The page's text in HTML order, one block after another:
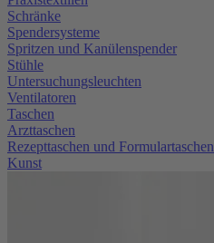
Schränke
Spendersysteme
Spritzen und Kanülenspender
Stühle
Untersuchungsleuchten
Ventilatoren
Taschen
Arzttaschen
Rezepttaschen und Formulartaschen
Kunst